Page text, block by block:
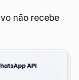
não recebe